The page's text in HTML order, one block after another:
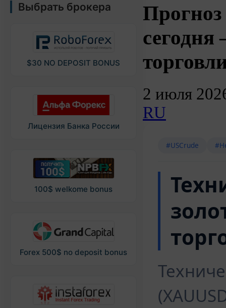
Выбрать брокера
$30 NO DEPOSIT BONUS
Лицензия Банка России
100$ welkome bonus
Forex 500$ no deposit bonus
2 июля
RU
#USCrude